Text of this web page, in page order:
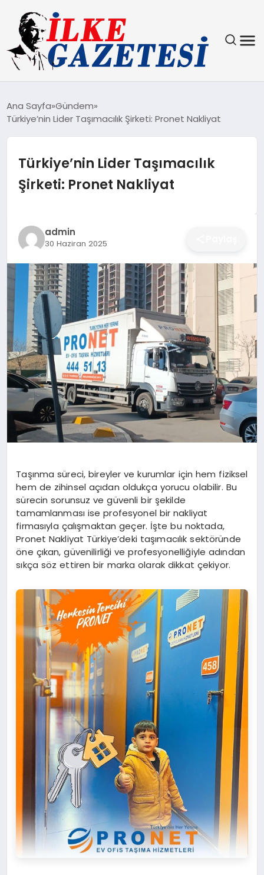
TEKNOLOJI
SPOR
SAĞLIK
EKONOMI
DÜNYA
SIYASET
EĞITIM
Ana Sayfa Gündem
Türkiye’nin Lider Taşımacılık Şirketi: Pronet Nakliyat
Türkiye’nin Lider Taşımacılık
Şirketi: Pronet Nakliyat
admin
30 Haziran 2025
Taşınma süreci, bireyler ve kurumlar için hem fiziksel
hem de zihinsel açıdan oldukça yorucu olabilir. Bu
sürecin sorunsuz ve güvenli bir şekilde
tamamlanması ise profesyonel bir nakliyat
firmasıyla çalışmaktan geçer. İşte bu noktada,
Pronet Nakliyat Türkiye’deki taşımacılık sektöründe
öne çıkan, güvenilirliği ve profesyonelliğiyle adından
sıkça söz ettiren bir marka olarak dikkat çekiyor.